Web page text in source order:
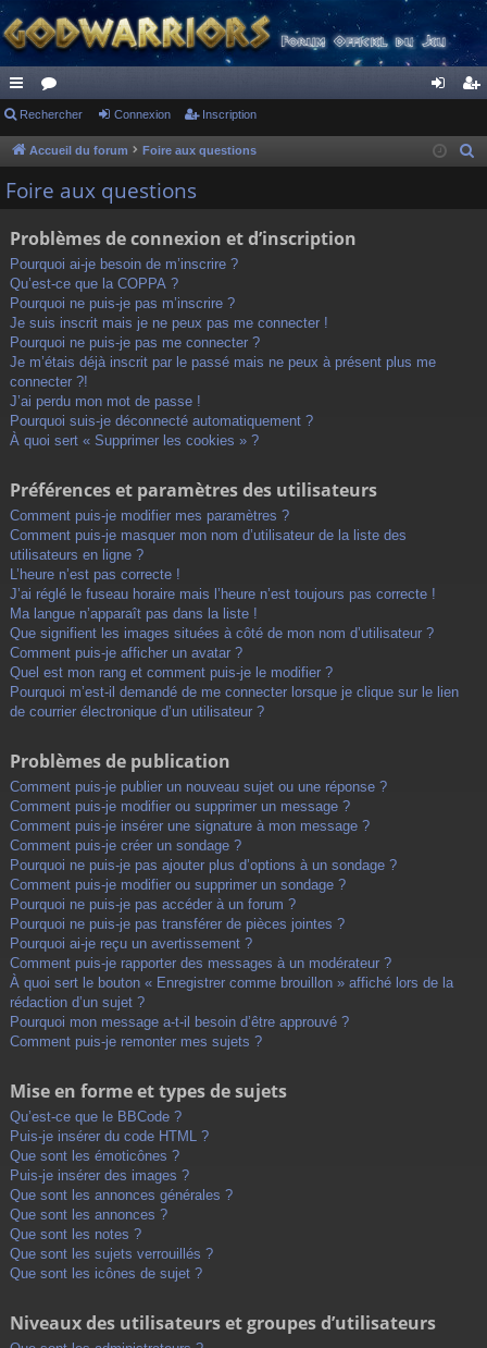
ac
co
ur
s
or
u ne cri
Rechercher Connexion Inscription
Accueil du forum Foire aux questions
Foire aux questions
Problèmes de connexion et d’inscription
Pourquoi ai-je besoin de m’inscrire ?
Qu’est-ce que la COPPA ?
Pourquoi ne puis-je pas m’inscrire ?
Je suis inscrit mais je ne peux pas me connecter !
Pourquoi ne puis-je pas me connecter ?
Je m’étais déjà inscrit par le passé mais ne peux à présent plus me
connecter ?!
J’ai perdu mon mot de passe !
Pourquoi suis-je déconnecté automatiquement ?
À quoi sert « Supprimer les cookies » ?
Préférences et paramètres des utilisateurs
Comment puis-je modifier mes paramètres ?
Comment puis-je masquer mon nom d’utilisateur de la liste des
utilisateurs en ligne ?
L’heure n’est pas correcte !
J’ai réglé le fuseau horaire mais l’heure n’est toujours pas correcte !
Ma langue n’apparaît pas dans la liste !
Que signifient les images situées à côté de mon nom d’utilisateur ?
Comment puis-je afficher un avatar ?
Quel est mon rang et comment puis-je le modifier ?
Pourquoi m’est-il demandé de me connecter lorsque je clique sur le lien
de courrier électronique d’un utilisateur ?
Problèmes de publication
Comment puis-je publier un nouveau sujet ou une réponse ?
Comment puis-je modifier ou supprimer un message ?
Comment puis-je insérer une signature à mon message ?
Comment puis-je créer un sondage ?
Pourquoi ne puis-je pas ajouter plus d’options à un sondage ?
Comment puis-je modifier ou supprimer un sondage ?
Pourquoi ne puis-je pas accéder à un forum ?
Pourquoi ne puis-je pas transférer de pièces jointes ?
Pourquoi ai-je reçu un avertissement ?
Comment puis-je rapporter des messages à un modérateur ?
À quoi sert le bouton « Enregistrer comme brouillon » affiché lors de la
rédaction d’un sujet ?
Pourquoi mon message a-t-il besoin d’être approuvé ?
Comment puis-je remonter mes sujets ?
Mise en forme et types de sujets
Qu’est-ce que le BBCode ?
Puis-je insérer du code HTML ?
Que sont les émoticônes ?
Puis-je insérer des images ?
Que sont les annonces générales ?
Que sont les annonces ?
Que sont les notes ?
Que sont les sujets verrouillés ?
Que sont les icônes de sujet ?
Niveaux des utilisateurs et groupes d’utilisateurs